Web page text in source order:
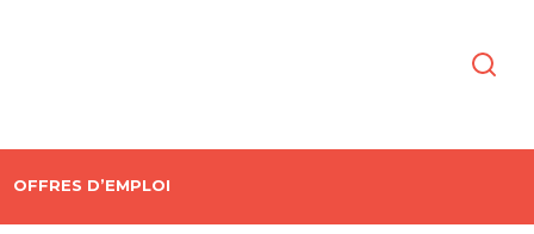
OFFRES D’EMPLOI